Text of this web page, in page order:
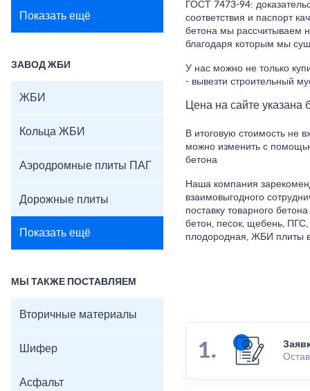
Показать ещё
ЗАВОД ЖБИ
ЖБИ
Кольца ЖБИ
Аэродромные плиты ПАГ
Дорожные плиты
Показать ещё
МЫ ТАКЖЕ ПОСТАВЛЯЕМ
Вторичные материалы
Шифер
Асфальт
ГОСТ 7473-94:
соответствия и паспорт
бетона мы рассчитываем
благодаря которым мы
У нас можно не только
- вывезти строительный
Цена на сайте указана
В итоговую стоимость не
можно изменить с
бетона
Наша компания
взаимовыгодного
поставку товарного
бетон, песок, щебень, ПГС,
плодородная, ЖБИ плиты